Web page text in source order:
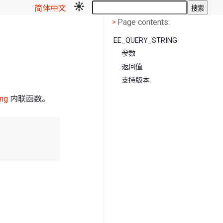
简体中文 搜索
内联函数。
< Page contents
> Page contents:
EE_QUERY_STRING
参数
返回值
支持版本